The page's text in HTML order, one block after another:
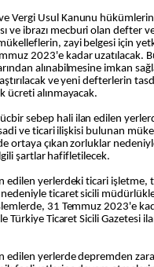
Vergi Usul Kanunu
ve ibrazı mecburi olan defter
zayi belgesi için
2023'e kadar uzatılacak.
alınabilmesine imkan
ve yeni defterlerin
ücreti alınmayacak.
sebep hali ilan edilen
ve ticari ilişkisi bulunan
ortaya çıkan zorluklar
ilgili şartlar hafifletilecek.
edilen yerlerdeki ticari işletme,
ticaret sicili
31 Temmuz 2023'e
Türkiye Ticaret Sicili Gazetesi
edilen yerlerde depremden